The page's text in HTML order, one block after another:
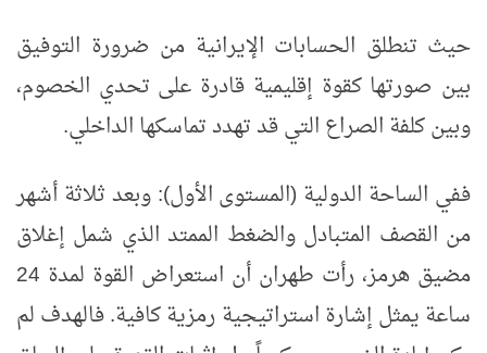
حيث تنطلق الحسابات الإيرانية من ضرورة التوفيق
بين صورتها كقوة إقليمية قادرة على تحدي الخصوم،
وبين كلفة الصراع التي قد تهدد تماسكها الداخلي.
ففي الساحة الدولية (المستوى الأول): وبعد ثلاثة أشهر
من القصف المتبادل والضغط الممتد الذي شمل إغلاق
مضيق هرمز، رأت طهران أن استعراض القوة لمدة 24
ساعة يمثل إشارة استراتيجية رمزية كافية. فالهدف لم